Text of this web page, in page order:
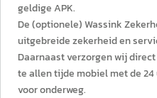
geldige APK.
De (optionele) Wassink
uitgebreide zekerheid en
Daarnaast verzorgen wij
te allen tijde mobiel met de
voor onderweg.